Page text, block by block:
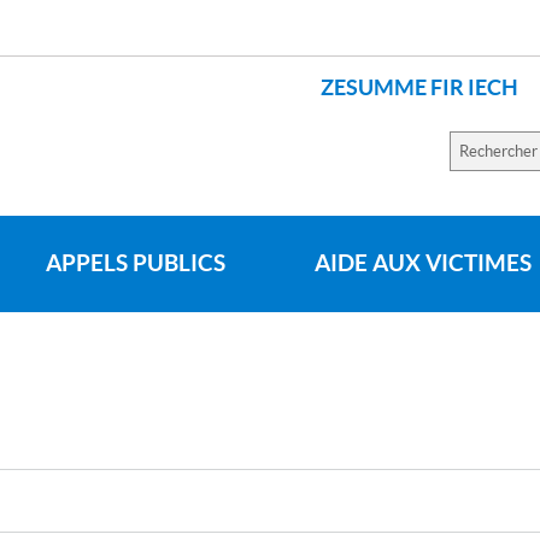
ZESUMME FIR IECH
APPELS PUBLICS AIDE AUX VICTIMES
sur
site